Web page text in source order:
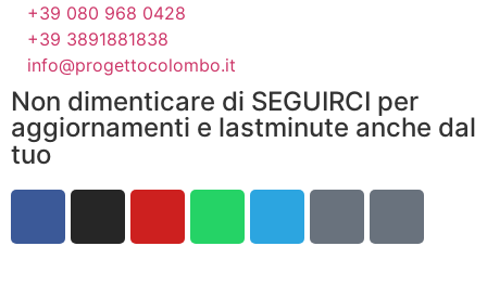
+39 080 968 0428
+39 3891881838
info@progettocolombo.it
Non dimenticare di SEGUIRCI per
aggiornamenti e lastminute anche dal
tuo